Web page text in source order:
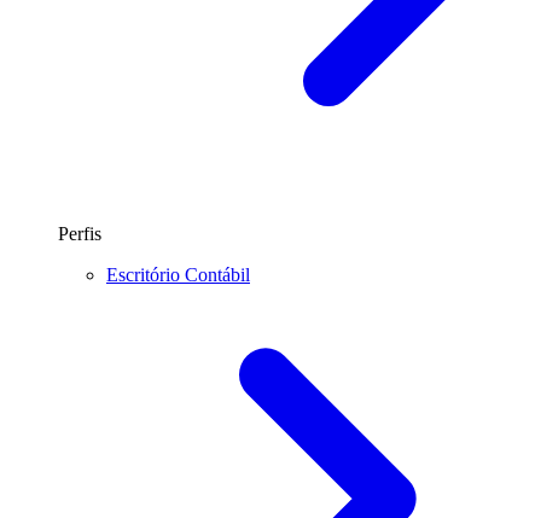
Perfis
Escritório Contábil